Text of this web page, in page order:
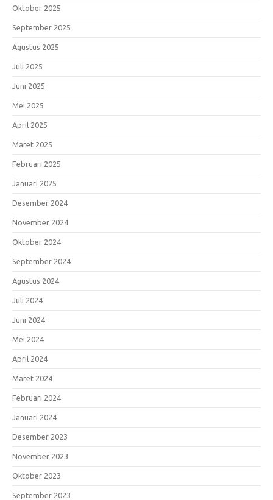
Oktober 2025
September 2025
Agustus 2025
Juli 2025
Juni 2025
Mei 2025
April 2025
Maret 2025
Februari 2025
Januari 2025
Desember 2024
November 2024
Oktober 2024
September 2024
Agustus 2024
Juli 2024
Juni 2024
Mei 2024
April 2024
Maret 2024
Februari 2024
Januari 2024
Desember 2023
November 2023
Oktober 2023
September 2023